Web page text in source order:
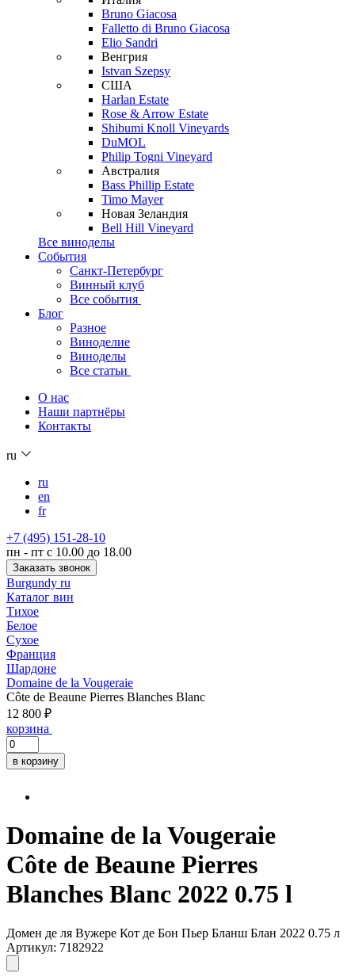
Bruno Giacosa
Falletto di Bruno Giacosa
Elio Sandri
Венгрия
Istvan Szepsy
США
Harlan Estate
Rose & Arrow Estate
Shibumi Knoll Vineyards
DuMOL
Philip Togni Vineyard
Австралия
Bass Phillip Estate
Timo Mayer
Новая Зеландия
Bell Hill Vineyard
Все виноделы
События
Санкт-Петербург
Винный клуб
Все события
Блог
Разное
Виноделие
Виноделы
Все статьи
О нас
Наши партнёры
Контакты
ru
ru
en
fr
+7 (495) 151-28-10
пн - пт с 10.00 до 18.00
Заказать звонок
Burgundy ru
Каталог вин
Тихое
Белое
Сухое
Франция
Шардоне
Domaine de la Vougeraie
Côte de Beaune Pierres Blanches Blanc
12 800 ₽
корзина
в корзину
Domaine de la Vougeraie
Côte de Beaune Pierres
Blanches Blanc 2022 0.75 l
Домен де ля Вужере Кот де Бон Пьер Бланш Блан 2022 0.75 л
Артикул: 7182922